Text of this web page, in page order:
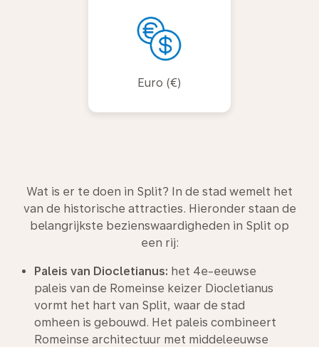
Euro (€)
Wat is er te doen in Split? In de stad wemelt het
van de historische attracties. Hieronder staan de
belangrijkste bezienswaardigheden in Split op
een rij:
Paleis van Diocletianus: het 4e-eeuwse
paleis van de Romeinse keizer Diocletianus
vormt het hart van Split, waar de stad
omheen is gebouwd. Het paleis combineert
Romeinse architectuur met middeleeuwse